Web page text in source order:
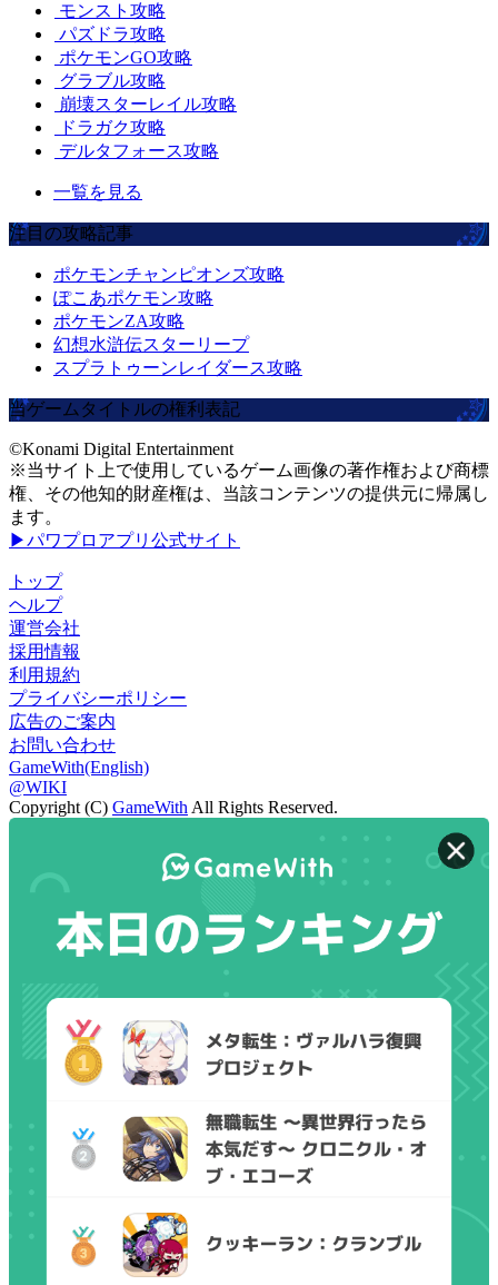
モンスト攻略
パズドラ攻略
ポケモンGO攻略
グラブル攻略
崩壊スターレイル攻略
ドラガク攻略
デルタフォース攻略
一覧を見る
注目の攻略記事
ポケモンチャンピオンズ攻略
ぽこあポケモン攻略
ポケモンZA攻略
幻想水滸伝スターリープ
スプラトゥーンレイダース攻略
当ゲームタイトルの権利表記
©Konami Digital Entertainment
※当サイト上で使用しているゲーム画像の著作権および商標
権、その他知的財産権は、当該コンテンツの提供元に帰属し
ます。
▶パワプロアプリ公式サイト
トップ
ヘルプ
運営会社
採用情報
利用規約
プライバシーポリシー
広告のご案内
お問い合わせ
GameWith(English)
@WIKI
Copyright (C) GameWith All Rights Reserved.